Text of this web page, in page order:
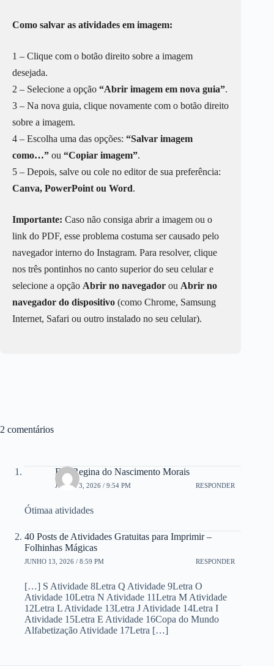
Como salvar as atividades em imagem:
1 – Clique com o botão direito sobre a imagem
desejada.
2 – Selecione a opção “Abrir imagem em nova guia”.
3 – Na nova guia, clique novamente com o botão direito
sobre a imagem.
4 – Escolha uma das opções: “Salvar imagem
como…” ou “Copiar imagem”.
5 – Depois, salve ou cole no editor de sua preferência:
Canva, PowerPoint ou Word.
Importante: Caso não consiga abrir a imagem ou o
link do PDF, esse problema costuma ser causado pelo
navegador interno do Instagram. Para resolver, clique
nos três pontinhos no canto superior do seu celular e
selecione a opção Abrir no navegador ou Abrir no
navegador do dispositivo (como Chrome, Samsung
Internet, Safari ou outro instalado no seu celular).
2 comentários
Elis Regina do Nascimento Morais
JUNHO 3, 2026 / 9:54 PM RESPONDER
Ótimaa atividades
40 Posts de Atividades Gratuitas para Imprimir –
Folhinhas Mágicas
JUNHO 13, 2026 / 8:59 PM RESPONDER
[…] S Atividade 8Letra Q Atividade 9Letra O
Atividade 10Letra N Atividade 11Letra M Atividade
12Letra L Atividade 13Letra J Atividade 14Letra I
Atividade 15Letra E Atividade 16Copa do Mundo
Alfabetização Atividade 17Letra […]